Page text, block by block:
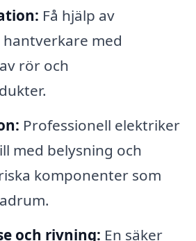
Få hjälp av
med
rör och
Professionell elektriker
med belysning och
komponenter som
och rivning: En säker